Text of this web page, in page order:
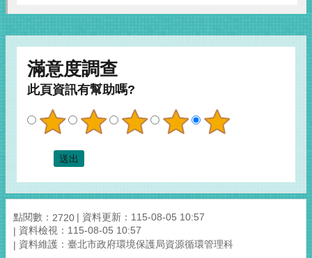
滿意度調查
此頁資訊有幫助嗎?
點閱數： 2720
資料更新：115-08-05 10:57
資料檢視：115-08-05 10:57
資料維護：臺北市政府環境保護局資源循環管理科